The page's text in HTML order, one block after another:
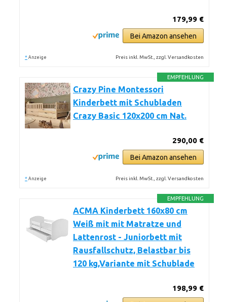
179,99 €
Bei Amazon ansehen
* Anzeige Preis inkl. MwSt., zzgl. Versandkosten
EMPFEHLUNG
Crazy Pine Montessori
Kinderbett mit Schubladen
Crazy Basic 120x200 cm Nat.
290,00 €
Bei Amazon ansehen
* Anzeige Preis inkl. MwSt., zzgl. Versandkosten
EMPFEHLUNG
ACMA Kinderbett 160x80 cm
Weiß mit mit Matratze und
Lattenrost - Juniorbett mit
Rausfallschutz, Belastbar bis
120 kg,Variante mit Schublade
198,99 €